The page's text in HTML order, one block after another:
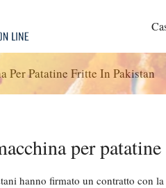
Per Patatine Fritte In Pakistan
per
hanno firmato un contratto con